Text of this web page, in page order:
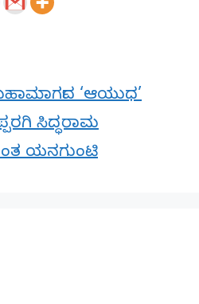
‘ಆಯುಧ’
ಸಿದ್ಧರಾಮ
ಯನಗುಂಟಿ